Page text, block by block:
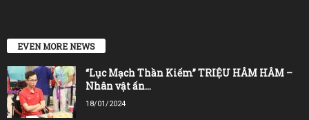
EVEN MORE NEWS
“Lục Mạch Thần Kiếm” TRIỆU HÂM HÂM –
Nhân vật ấn...
18/01/2024